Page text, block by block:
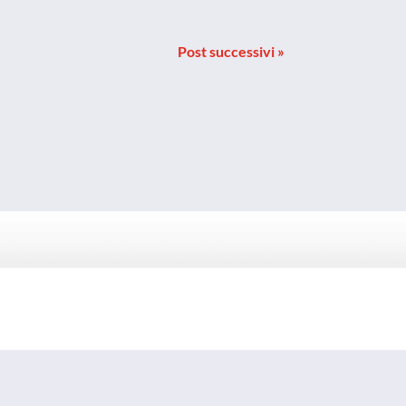
Post successivi »